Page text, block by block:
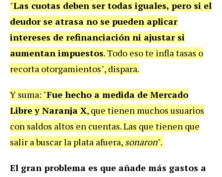
"Las cuotas deben ser todas iguales, pero si el
deudor se atrasa no se pueden aplicar
intereses de refinanciación ni ajustar si
aumentan impuestos. Todo eso te infla tasas o
recorta otorgamientos", dispara.
Y suma: "Fue hecho a medida de Mercado
Libre y Naranja X, que tienen muchos usuarios
con saldos altos en cuentas. Las que tienen que
salir a buscar la plata afuera, sonaron".
El gran problema es que añade más gastos a